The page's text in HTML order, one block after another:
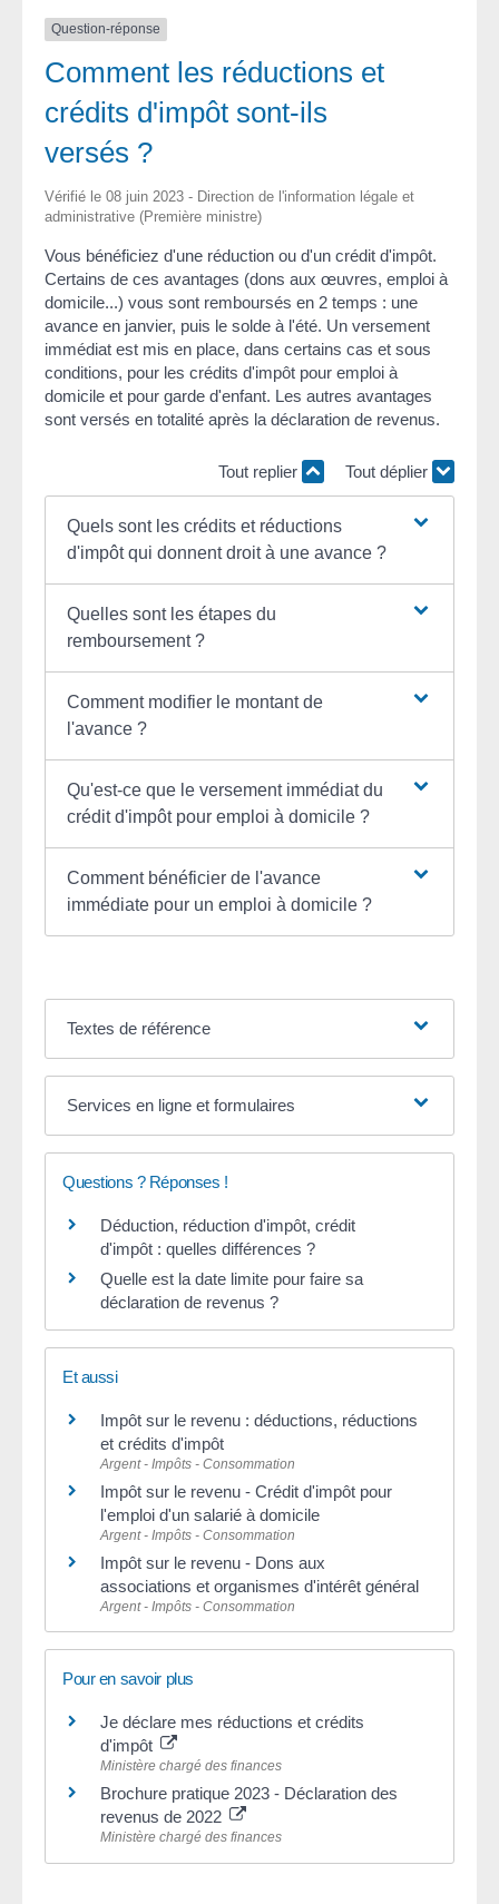
Question-réponse
Comment les réductions et
crédits d'impôt sont-ils
versés ?
Vérifié le 08 juin 2023 - Direction de l'information légale et
administrative (Première ministre)
Vous bénéficiez d'une réduction ou d'un crédit d'impôt.
Certains de ces avantages (dons aux œuvres, emploi à
domicile...) vous sont remboursés en 2 temps : une
avance en janvier, puis le solde à l'été. Un versement
immédiat est mis en place, dans certains cas et sous
conditions, pour les crédits d'impôt pour emploi à
domicile et pour garde d'enfant. Les autres avantages
sont versés en totalité après la déclaration de revenus.
Tout replier Tout déplier
Quels sont les crédits et réductions
d'impôt qui donnent droit à une avance ?
Quelles sont les étapes du
remboursement ?
Comment modifier le montant de
l'avance ?
Qu'est-ce que le versement immédiat du
crédit d'impôt pour emploi à domicile ?
Comment bénéficier de l'avance
immédiate pour un emploi à domicile ?
Textes de référence
Services en ligne et formulaires
Questions ? Réponses !
Déduction, réduction d'impôt, crédit
d'impôt : quelles différences ?
Quelle est la date limite pour faire sa
déclaration de revenus ?
Et aussi
Impôt sur le revenu : déductions, réductions
et crédits d'impôt
Argent - Impôts - Consommation
Impôt sur le revenu - Crédit d'impôt pour
l'emploi d'un salarié à domicile
Argent - Impôts - Consommation
Impôt sur le revenu - Dons aux
associations et organismes d'intérêt général
Argent - Impôts - Consommation
Pour en savoir plus
Je déclare mes réductions et crédits
d'impôt
Ministère chargé des finances
Brochure pratique 2023 - Déclaration des
revenus de 2022
Ministère chargé des finances